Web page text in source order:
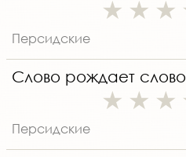
Персидские
Слово рождает слово
Персидские